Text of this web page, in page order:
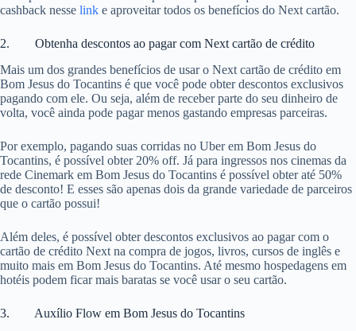
cashback nesse link e aproveitar todos os benefícios do Next cartão.
2. Obtenha descontos ao pagar com Next cartão de crédito
Mais um dos grandes benefícios de usar o Next cartão de crédito em
Bom Jesus do Tocantins é que você pode obter descontos exclusivos
pagando com ele. Ou seja, além de receber parte do seu dinheiro de
volta, você ainda pode pagar menos gastando empresas parceiras.
Por exemplo, pagando suas corridas no Uber em Bom Jesus do
Tocantins, é possível obter 20% off. Já para ingressos nos cinemas da
rede Cinemark em Bom Jesus do Tocantins é possível obter até 50%
de desconto! E esses são apenas dois da grande variedade de parceiros
que o cartão possui!
Além deles, é possível obter descontos exclusivos ao pagar com o
cartão de crédito Next na compra de jogos, livros, cursos de inglês e
muito mais em Bom Jesus do Tocantins. Até mesmo hospedagens em
hotéis podem ficar mais baratas se você usar o seu cartão.
3. Auxílio Flow em Bom Jesus do Tocantins